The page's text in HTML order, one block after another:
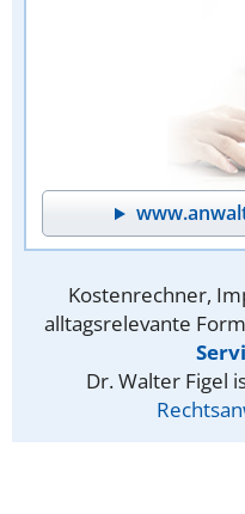
Kostenrechner,
alltagsrelevante
Dr. Walter Figel